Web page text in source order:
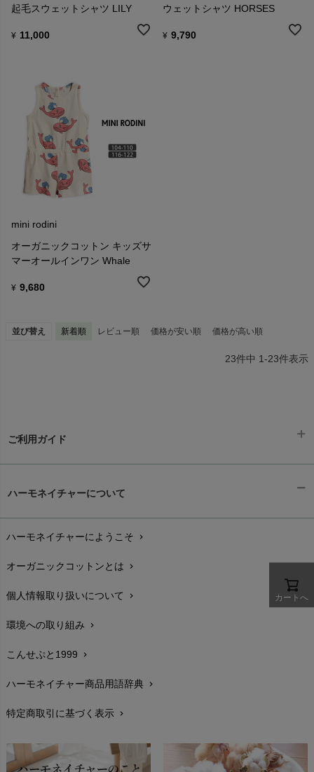
起毛スウェットシャツ LILY
¥ 11,000
ウェットシャツ HORSES
¥ 9,790
mini rodini
オーガニックコットン キッズサ
マーオールインワン Whale
¥ 9,680
並び替え 新着順 レビュー順 価格が安い順 価格が高い順
23件中 1-23件表示
カートへ
ご利用ガイド
配送と送料chevron_right
在庫状況と発送予定chevron_right
サイズ・寸法chevron_right
生地・素材chevron_right
お手入れについて
レビューを書こうchevron_right
返品交換chevron_right
FAXでのご注文
ハーモネイチャーについて
ハーモネイチャーにようこそ chevron_right
オーガニックコットンとは chevron_right
個人情報取り扱いについて chevron_right
環境への取り組み chevron_right
こんせぷと1999 chevron_right
ハーモネイチャー商品用語辞典 chevron_right
特定商取引に基づく表示 chevron_right